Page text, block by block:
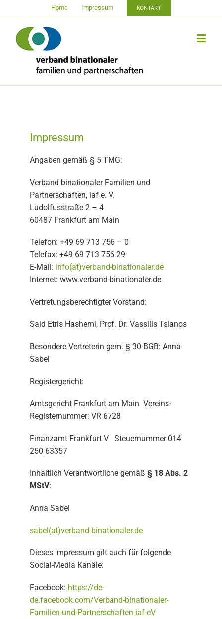
Home Impressum KONTAKT
Impressum
Angaben gemäß § 5 TMG:
Verband binationaler Familien und
Partnerschaften, iaf e. V.
Ludolfusstraße 2 – 4
60487 Frankfurt am Main
Telefon: +49 69 713 756 – 0
Telefax: +49 69 713 756 29
E-Mail: info(at)verband-binationaler.de
Internet: www.verband-binationaler.de
Vertretungsberechtigter Vorstand:
Said Etris Hashemi, Prof. Dr. Vassilis Tsianos
Besondere Vertreterin gem. § 30 BGB: Anna
Sabel
Registergericht:
Amtsgericht Frankfurt am Main Vereins-
Registernummer: VR 6728
Finanzamt Frankfurt V Steuernummer 014
250 63357
Inhaltlich Verantwortliche gemäß § 18 Abs. 2
MStV:
Anna Sabel
sabel(at)verband-binationaler.de
Dieses Impressum gilt auch für folgende
Social-Media Kanäle:
Facebook: https://de-
de.facebook.com/Verband-binationaler-
Familien-und-Partnerschaften-iaf-eV